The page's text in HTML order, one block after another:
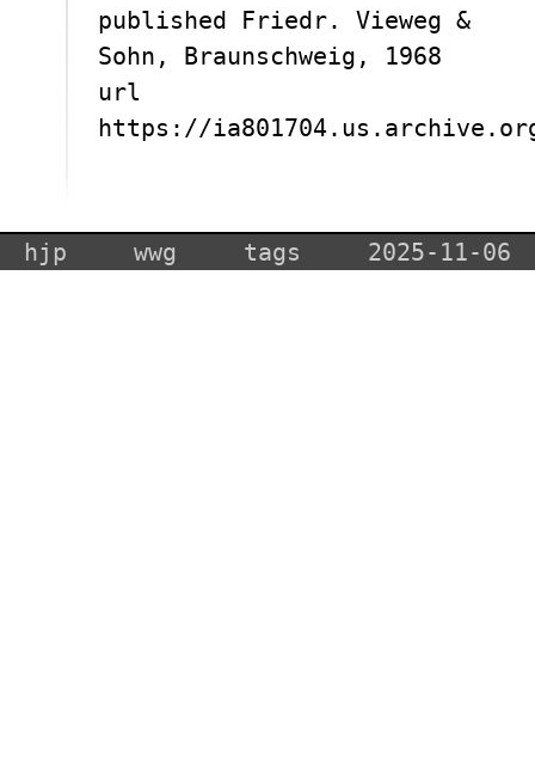
published Friedr. Vieweg &
Sohn, Braunschweig, 1968
url
https://
hjp wwg tags 2025-11-06